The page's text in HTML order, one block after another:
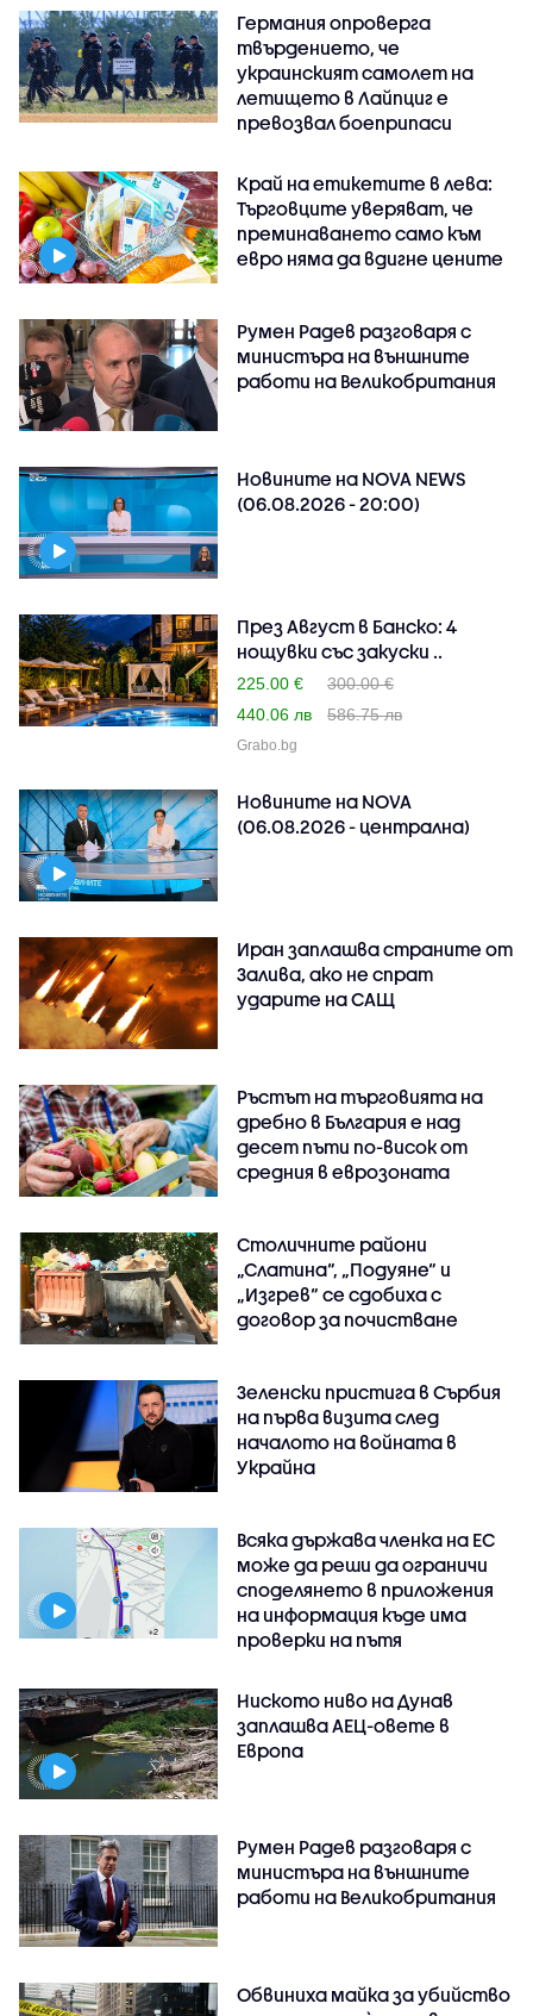
Германия опроверга
твърдението, че
украинският самолет на
летището в Лайпциг е
превозвал боеприпаси
Край на етикетите в лева:
Търговците уверяват, че
преминаването само към
евро няма да вдигне цените
Румен Радев разговаря с
министъра на външните
работи на Великобритания
Новините на NOVA NEWS
(06.08.2026 - 20:00)
През Август в Банско: 4
нощувки със закуски ..
225.00 €
300.00 €
440.06 лв
586.75 лв
Grabo.bg
Новините на NOVA
(06.08.2026 - централна)
Иран заплашва страните от
Залива, ако не спрат
ударите на САЩ
Ръстът на търговията на
дребно в България е над
десет пъти по-висок от
средния в еврозоната
Столичните райони
„Слатина“, „Подуяне“ и
„Изгрев“ се сдобиха с
договор за почистване
Зеленски пристига в Сърбия
на първа визита след
началото на войната в
Украйна
Всяка държава членка на ЕС
може да реши да ограничи
споделянето в приложения
на информация къде има
проверки на пътя
Ниското ниво на Дунав
заплашва АЕЦ-овете в
Европа
Румен Радев разговаря с
министъра на външните
работи на Великобритания
Обвиниха майка за убийство